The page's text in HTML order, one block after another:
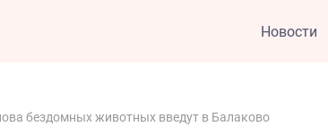
Новости
бездомных животных введут в Балаково